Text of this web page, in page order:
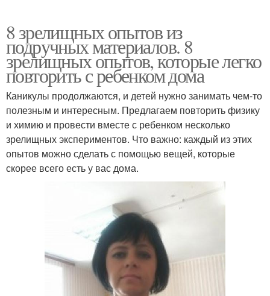
8 зрелищных опытов из
подручных материалов. 8
зрелищных опытов, которые легко
повторить с ребенком дома
Каникулы продолжаются, и детей нужно занимать чем-то
полезным и интересным. Предлагаем повторить физику
и химию и провести вместе с ребенком несколько
зрелищных экспериментов. Что важно: каждый из этих
опытов можно сделать с помощью вещей, которые
скорее всего есть у вас дома.